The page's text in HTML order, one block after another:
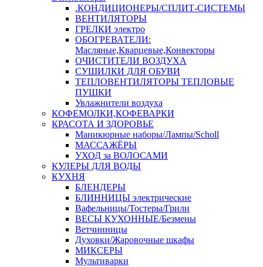
.КОНДИЦИОНЕРЫ/СПЛИТ-СИСТЕМЫ
ВЕНТИЛЯТОРЫ
ГРЕЛКИ электро
ОБОГРЕВАТЕЛИ:
Масляные,Кварцевые,Конвекторы
ОЧИСТИТЕЛИ ВОЗДУХА
СУШИЛКИ ДЛЯ ОБУВИ
ТЕПЛОВЕНТИЛЯТОРЫ ТЕПЛОВЫЕ
ПУШКИ
Увлажнители воздуха
КОФЕМОЛКИ,КОФЕВАРКИ
КРАСОТА И ЗДОРОВЬЕ
Маникюрные наборы/Лампы/Scholl
МАССАЖЁРЫ
УХОД за ВОЛОСАМИ
КУЛЕРЫ ДЛЯ ВОДЫ
КУХНЯ
БЛЕНДЕРЫ
БЛИННИЦЫ электрические
Вафельницы/Тостеры/Грили
ВЕСЫ КУХОННЫЕ/Безмены
Ветчинницы
Духовки/Жаровочные шкафы
МИКСЕРЫ
Мультиварки